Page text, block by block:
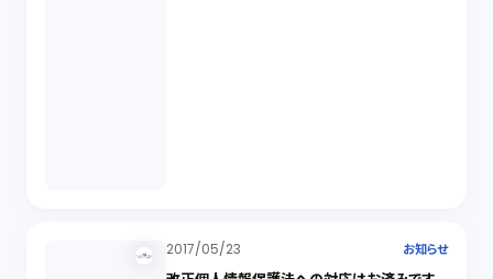
2017/05/23 お知らせ